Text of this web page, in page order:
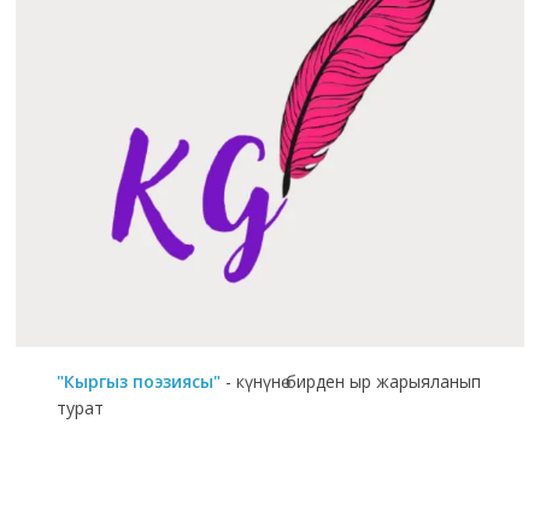
"Кыргыз поэзиясы" - күнүнө бирден ыр жарыяланып
турат